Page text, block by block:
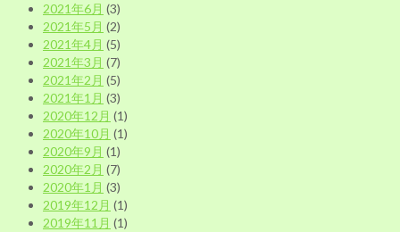
2021年6月 (3)
2021年5月 (2)
2021年4月 (5)
2021年3月 (7)
2021年2月 (5)
2021年1月 (3)
2020年12月 (1)
2020年10月 (1)
2020年9月 (1)
2020年2月 (7)
2020年1月 (3)
2019年12月 (1)
2019年11月 (1)